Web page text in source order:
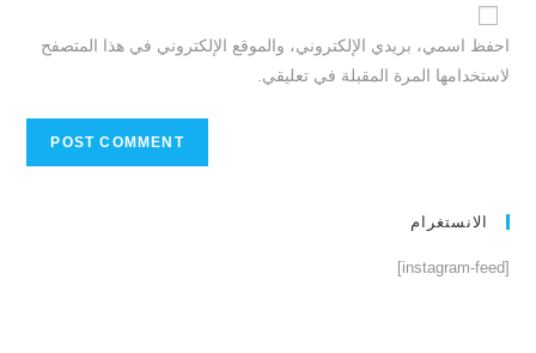
احفظ اسمي، بريدي الإلكتروني، والموقع الإلكتروني في هذا المتصفح
لاستخدامها المرة المقبلة في تعليقي.
الانستغرام
[instagram-feed]